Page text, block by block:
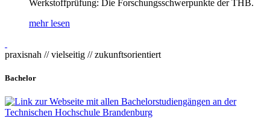
Werkstoffprüfung: Die Forschungsschwerpunkte der THB.
mehr lesen
praxisnah // vielseitig // zukunftsorientiert
Bachelor